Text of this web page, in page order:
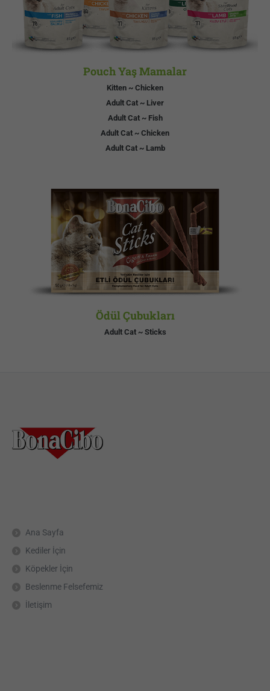
Pouch Yaş Mamalar
Kitten ~ Chicken
Adult Cat ~ Liver
Adult Cat ~ Fish
Adult Cat ~ Chicken
Adult Cat ~ Lamb
Ödül Çubukları
Adult Cat ~ Sticks
Ana Sayfa
Kediler İçin
Köpekler İçin
Beslenme Felsefemiz
İletişim